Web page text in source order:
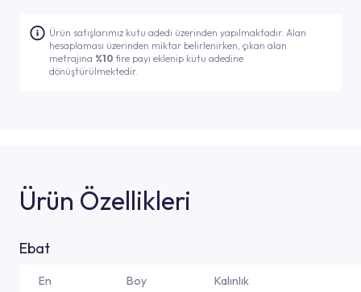
Ürün satışlarımız kutu adedi üzerinden yapılmaktadır. Alan
hesaplaması üzerinden miktar belirlenirken, çıkan alan
metrajına %10fire payı eklenip kutu adedine
dönüştürülmektedir.
Ürün Özellikleri
Ebat
En Boy Kalınlık